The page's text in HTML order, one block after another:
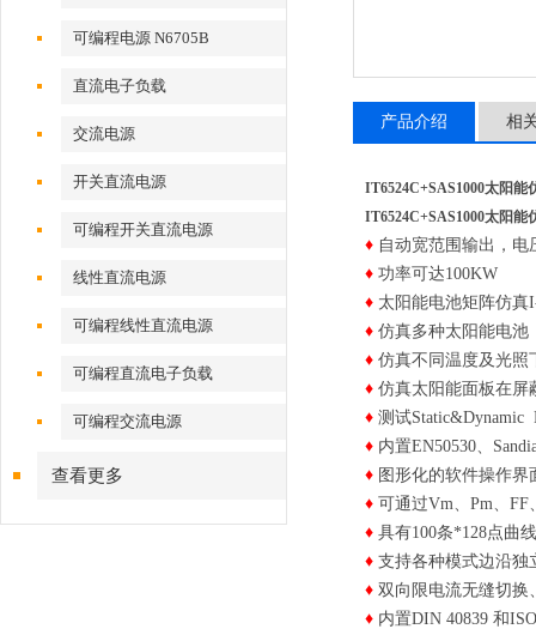
可编程电源 N6705B
直流电子负载
交流电源
开关直流电源
可编程开关直流电源
线性直流电源
可编程线性直流电源
可编程直流电子负载
可编程交流电源
查看更多
产品介绍 相
IT6524C+SAS1000太阳能
IT6524C+SAS1000太阳能
♦ 自动宽范围输出，电
♦ 功率可达100KW
♦ 太阳能电池矩阵仿
♦ 仿真多种太阳能电池
♦ 仿真不同温度及光照
♦ 仿真太阳能面板在
♦ 测试Static&Dynamic
♦ 内置EN50530、
♦ 图形化的软件操作界
♦ 可通过Vm、Pm、
♦ 具有100条*128点曲
♦ 支持各种模式边沿独
♦ 双向限电流无缝切换
♦ 内置DIN 40839 和